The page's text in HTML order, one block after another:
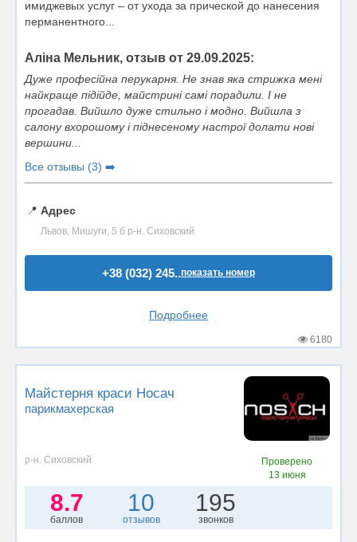
имиджевых услуг – от ухода за прической до нанесения
перманентного...
Аліна Мельник, отзыв от 29.09.2025:
Дуже професійна перукарня. Не знав яка стрижка мені
найкраще підійде, майстрині самі порадили. І не
прогадав. Вийшло дуже стильно і модно. Вийшла з
салону вхорошому і піднесеному настрої долати нові
вершини...
Все отзывы (3) ➡️
📍 Адрес
Львов, Мишуги, 5 б р-н. Сиховский
+38 (032) 245..показать номер
Подробнее
6180
Майстерня краси Носач
парикмахерская
р-н. Сиховский
Проверено
13 июня
8.7
баллов
10
отзывов
195
звонков